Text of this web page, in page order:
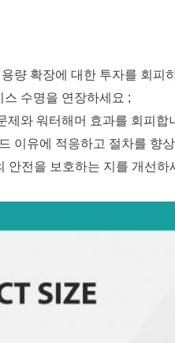
량 확장에 대한 투자를 회피
수명을 연장하세요 ;
제와 워터해머 효과를 회피합
이유에 적응하고 절차를 향
안전을 보호하는 지를 개선하